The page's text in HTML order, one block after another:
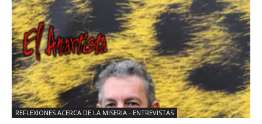
REFLEXIONES ACERCA DE LA MISERIA - ENTREVISTAS